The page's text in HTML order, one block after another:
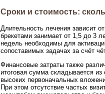
Сроки и стоимость:
Длительность лечения зависит
брекетами занимает от 1,5 до 3
недель необходимы для
сопоставимых задачах за счёт
Финансовые затраты также
итоговая сумма складывается
высоких первоначальных
При этом отсутствие частых